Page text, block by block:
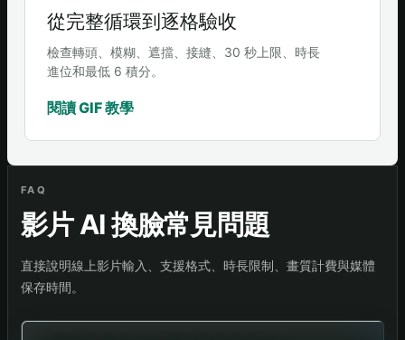
從完整循環到逐格驗收
檢查轉頭、模糊、遮擋、接縫、30 秒上限、時長
進位和最低 6 積分。
閱讀 GIF 教學
FAQ
影片 AI 換臉常見問題
直接說明線上影片輸入、支援格式、時長限制、畫質計費與媒體
保存時間。